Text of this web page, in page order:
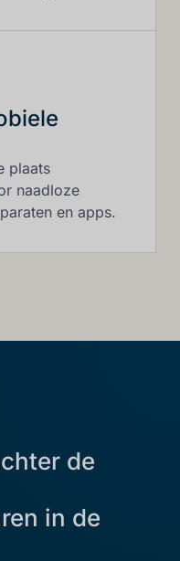
plaats
naadloze
en apps.
de
in de